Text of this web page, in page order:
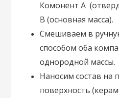
Комонент A
В (основная масса).
Смешиваем в
способом оба
однородной массы.
Наносим состав на
поверхность